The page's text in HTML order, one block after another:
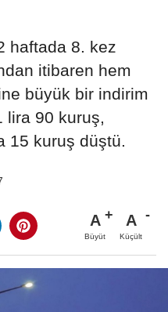
haftada 8. kez
itibaren hem
büyük bir indirim
lira 90 kuruş,
15 kuruş düştü.
A
Büyüt
A
Küçült